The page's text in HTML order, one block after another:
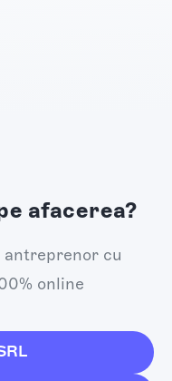
afacerea?
antreprenor cu
online